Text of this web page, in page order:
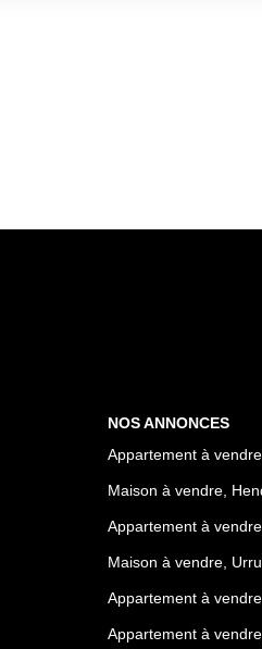
NOS ANNONCES
Appartement à
Maison à vendre,
Appartement à
Maison à vendre,
Appartement à
Appartement à